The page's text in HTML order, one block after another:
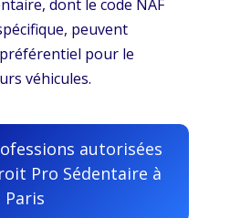
dont le code NAF
peuvent
pour le
véhicules.
autorisées
Pro Sédentaire à
Paris